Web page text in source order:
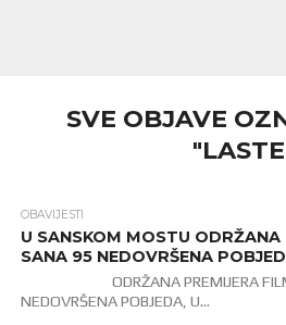
SVE OBJAVE
OBAVIJESTI
U SANSKOM MOSTU ODRŽANA
SANA 95 NEDOVRŠENA
ODRŽANA PREMIJERA
NEDOVRŠENA POBJEDA, U...